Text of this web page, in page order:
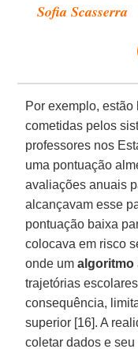
Sofia Scasserra
Por exemplo,
cometidas pelos
professores nos
uma pontuação
avaliações anuais
alcançavam esse
pontuação baixa
colocava em risco
onde umalgoritmo
trajetórias
consequência,
superior [16]. A
coletar dados e